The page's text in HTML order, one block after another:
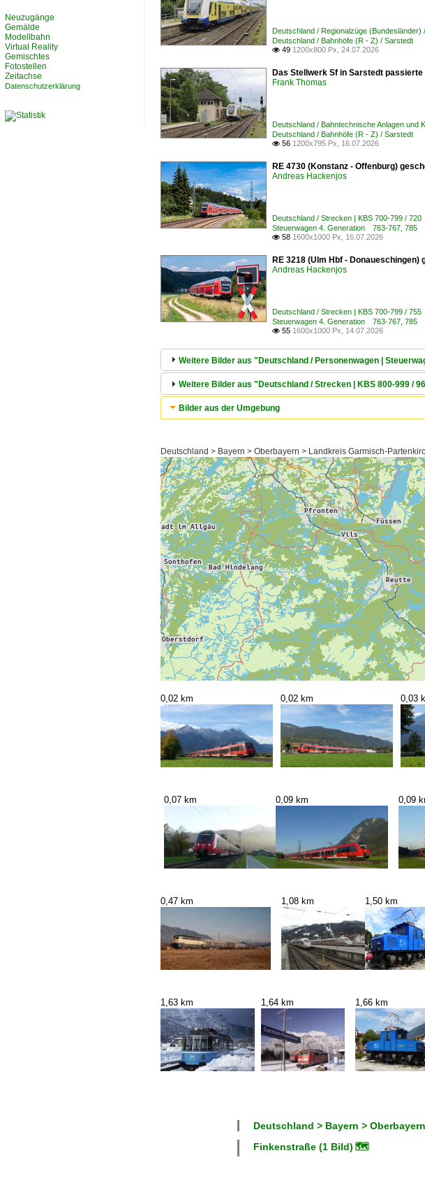
Deutschland / Regionalzüge (Bundesländer)
Deutschland / Bahnhöfe (R - Z) / Sarstedt
 49 1200x800 Px, 24.07.2026
Das Stellwerk Sf in Sarstedt
Frank Thomas
Deutschland / Bahntechnische Anlagen und
Deutschland / Bahnhöfe (R - Z) / Sarstedt
 56 1200x795 Px, 16.07.2026
RE 4730 (Konstanz - Offenburg)
Andreas Hackenjos
Deutschland / Strecken | KBS 700-799 /
Steuerwagen 4. Generation 763-767, 785
 58 1600x1000 Px, 16.07.2026
RE 3218 (Ulm Hbf -
Andreas Hackenjos
Deutschland / Strecken | KBS 700-799 /
Steuerwagen 4. Generation 763-767, 785
 55 1600x1000 Px, 14.07.2026
Weitere Bilder aus "Deutschland / Personenwagen |
Weitere Bilder aus "Deutschland / Strecken | KBS 800-999 /
Bilder aus der Umgebung
Deutschland > Bayern > Oberbayern > Landkreis Garmisch-
0,02 km 0,02 km 0,03
0,07 km 0,09 km 0,09
0,47 km 1,08 km 1,50 km
1,63 km 1,64 km 1,66 km
Deutschland > Bayern >
Finkenstraße (1 Bild) 🗺
Neuzugänge
Gemälde
Modellbahn
Virtual Reality
Gemischtes
Fotostellen
Zeitachse
Datenschutzerklärung